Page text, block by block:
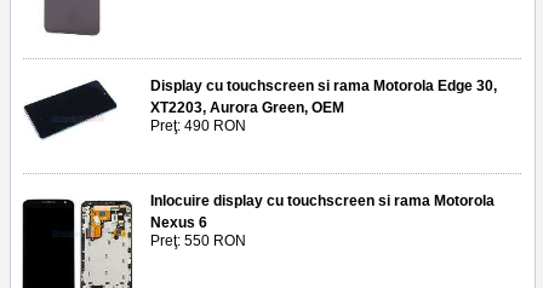
Display cu touchscreen si rama Motorola Edge 30,
XT2203, Aurora Green, OEM
Preţ: 490 RON
Inlocuire display cu touchscreen si rama Motorola
Nexus 6
Preţ: 550 RON